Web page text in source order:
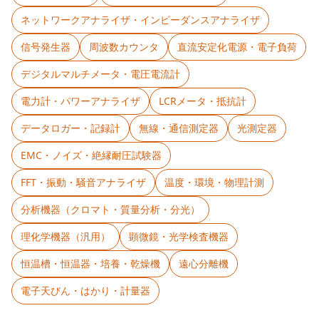
ネットワークアナライザ・インピーダンスアナライザ
信号発生器
周波数カウンタ
直流安定化電源・電子負荷
デジタルマルチメータ・電圧電流計
電力計・パワーアナライザ
LCRメータ・抵抗計
データロガー・記録計
無線・通信測定器
光測定器
EMC・ノイズ・絶縁耐圧試験器
FFT・振動・騒音アナライザ
温度・環境・物理計測
分析機器（クロマト・質量分析・分光）
理化学機器（汎用）
顕微鏡・光学検査機器
恒温槽・恒温器・培養・乾燥機
遠心分離機
電子天びん・はかり・計量器